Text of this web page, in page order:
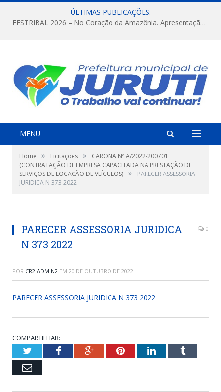
ÚLTIMAS PUBLICAÇÕES:
FESTRIBAL 2026 – No Coração da Amazônia. Apresentação da Munduruku.
MENU
Home » Licitações »
CARONA Nº A/2022-200701
(CONTRATAÇÃO DE EMPRESA CAPACITADA NA PRESTAÇÃO DE
SERVIÇOS DE LOCAÇÃO DE VEÍCULOS) »
PARECER ASSESSORIA
JURIDICA N 373 2022
PARECER ASSESSORIA JURIDICA
N 373 2022
0
POR CR2-ADMIN2 EM 20 DE OUTUBRO DE 2022
PARECER ASSESSORIA JURIDICA N 373 2022
COMPARTILHAR:
TwitterFacebookGoogle+PinterestLinkedInTumblr
Email